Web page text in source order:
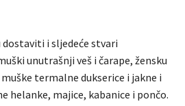
i sljedeće stvari
unutrašnji veš i čarape, žensku
termalne dukserice i jakne i
helanke, majice, kabanice i pončo.